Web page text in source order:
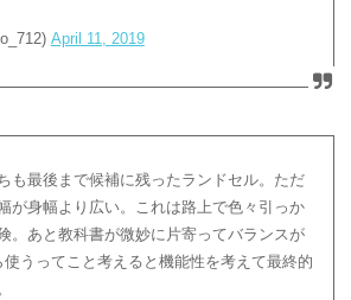
April 11, 2019
も最後まで候補に残ったランドセル。ただ
が身幅より広い。これは路上で色々引っか
。あと教科書が微妙に片寄ってバランスが
うってこと考えると機能性を考えて最終的